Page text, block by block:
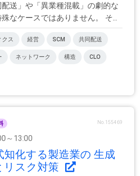
送」や「異業種混載」の劇的な
なケースではありません。 そ...
クス 経営 SCM 共同配送
ネットワーク 構造 CLO
No.155469
～13:00
知化する製造業の 生成
リスク対策